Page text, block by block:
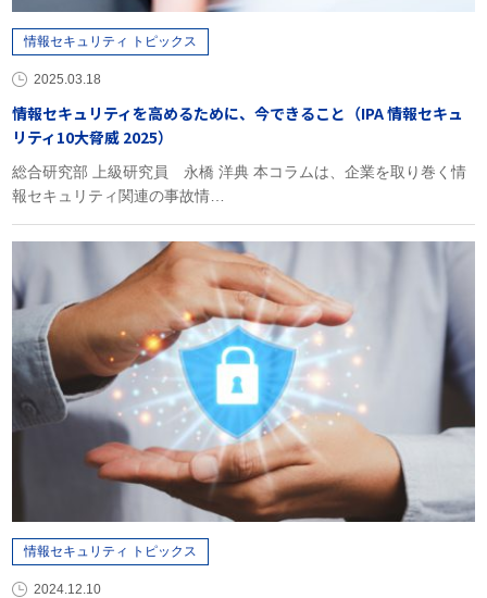
情報セキュリティ トピックス
2025.03.18
情報セキュリティを高めるために、今できること（IPA 情報セキュ
リティ10大脅威 2025）
総合研究部 上級研究員 永橋 洋典 本コラムは、企業を取り巻く情
報セキュリティ関連の事故情…
情報セキュリティ トピックス
2024.12.10